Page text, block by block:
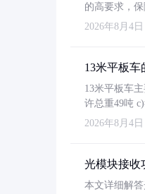
的高要求，保
2026年8月4日
13米平板车
13米平板车
许总重49吨
2026年8月4日
光模块接收
本文详细解